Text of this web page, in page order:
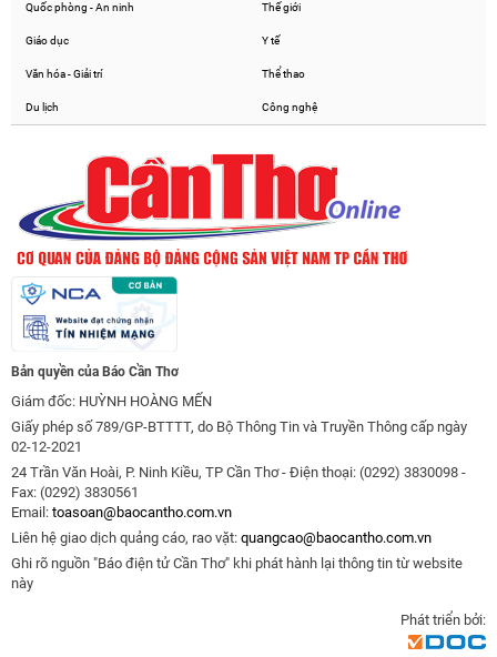
Quốc phòng - An ninh Thế giới
Giáo dục Y tế
Văn hóa - Giải trí Thể thao
Du lịch Công nghệ
Bản quyền của Báo Cần Thơ
Giám đốc: HUỲNH HOÀNG MẾN
Giấy phép số 789/GP-BTTTT, do Bộ Thông Tin và Truyền Thông cấp ngày
02-12-2021
24 Trần Văn Hoài, P. Ninh Kiều, TP Cần Thơ - Điện thoại: (0292) 3830098 -
Fax: (0292) 3830561
Email: toasoan@baocantho.com.vn
Liên hệ giao dịch quảng cáo, rao vặt: quangcao@baocantho.com.vn
Ghi rõ nguồn "Báo điện tử Cần Thơ" khi phát hành lại thông tin từ website
này
Phát triển bởi: